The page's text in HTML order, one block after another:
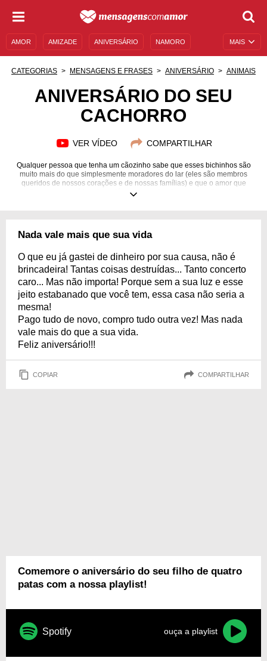
MAIS
AMOR AMIZADE ANIVERSÁRIO NAMORO
AUTOAJUDA
MENSAGENS E FRASES MENSAGENS DE ANIVERSÁRIO
CATEGORIAS MENSAGENS E FRASES ANIVERSÁRIO ANIMAIS
ANIVERSÁRIO DO SEU
CACHORRO
VER VÍDEO COMPARTILHAR
Qualquer pessoa que tenha um cãozinho sabe que esses bichinhos são
muito mais do que simplesmente moradores do lar (eles são membros
queridos de nossos corações e de nossas famílias) e que o amor que
sentimos por eles é igual ou até mesmo maior do que o sentimento que
aniversário para o seu cachorro e faça o dia dele ser ainda mais incrível.
Nada vale mais que sua vida
O que eu já gastei de dinheiro por sua causa, não é
brincadeira! Tantas coisas destruídas... Tanto concerto
caro... Mas não importa! Porque sem a sua luz e esse
jeito estabanado que você tem, essa casa não seria a
mesma!
Pago tudo de novo, compro tudo outra vez! Mas nada
vale mais do que a sua vida.
Feliz aniversário!!!
COPIAR COMPARTILHAR
Comemore o aniversário do seu filho de quatro
patas com a nossa playlist!
Spotify ouça a playlist